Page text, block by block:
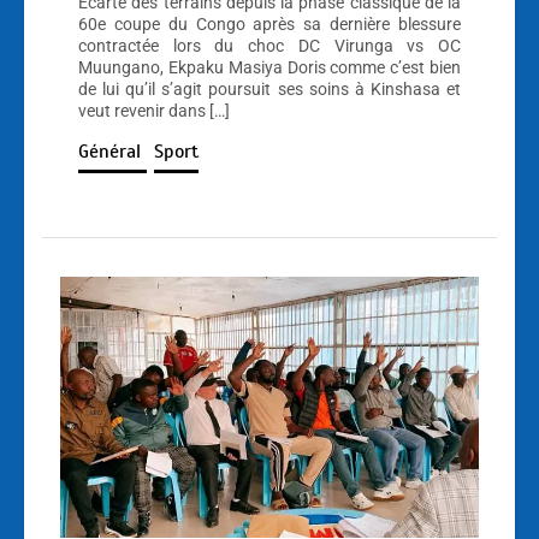
60e coupe du Congo après sa dernière blessure
contractée lors du choc DC Virunga vs OC
Muungano, Ekpaku Masiya Doris comme c’est bien
de lui qu’il s’agit poursuit ses soins à Kinshasa et
veut revenir dans […]
Général Sport